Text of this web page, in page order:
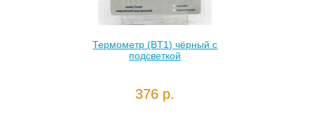
Термометр (BT1) чёрный с
подсветкой
376 р.